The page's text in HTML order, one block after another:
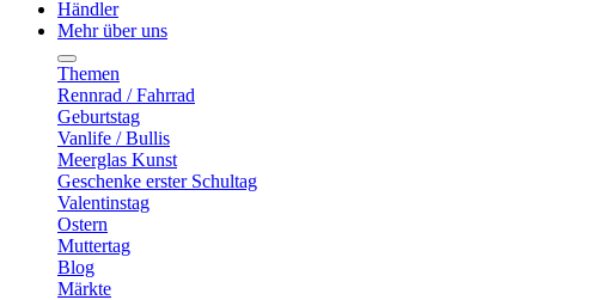
Händler
Mehr über uns
Themen
Rennrad / Fahrrad
Geburtstag
Vanlife / Bullis
Meerglas Kunst
Geschenke erster Schultag
Valentinstag
Ostern
Muttertag
Blog
Märkte